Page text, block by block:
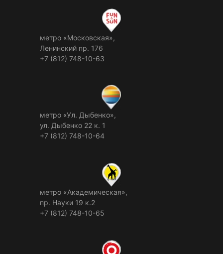
метро «Московская»,
Ленинский пр. 176
+7 (812) 748-10-63
метро «Ул. Дыбенко»,
ул. Дыбенко 22 к. 1
+7 (812) 748-10-64
метро «Академическая»,
пр. Науки 19 к.2
+7 (812) 748-10-65